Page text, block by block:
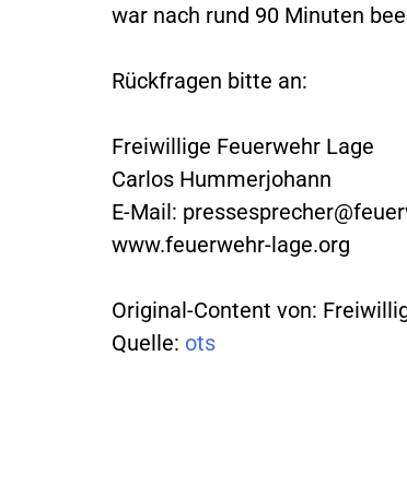
war nach rund 90 Minuten
Rückfragen bitte an:
Freiwillige Feuerwehr Lage
Carlos Hummerjohann
E-Mail:
www.feuerwehr-lage.org
Original-Content von:
Quelle: ots